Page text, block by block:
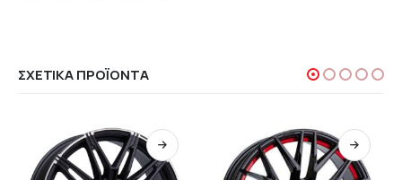
ΣΧΕΤΙΚΆ ΠΡΟΪΌΝΤΑ